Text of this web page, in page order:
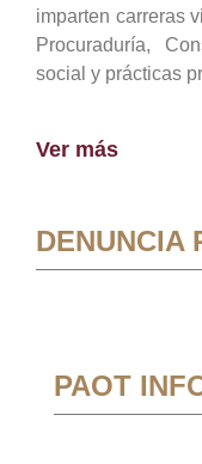
imparten carreras
Procuraduría,
social y prácticas
Ver más
DENUNCIA
PAOT